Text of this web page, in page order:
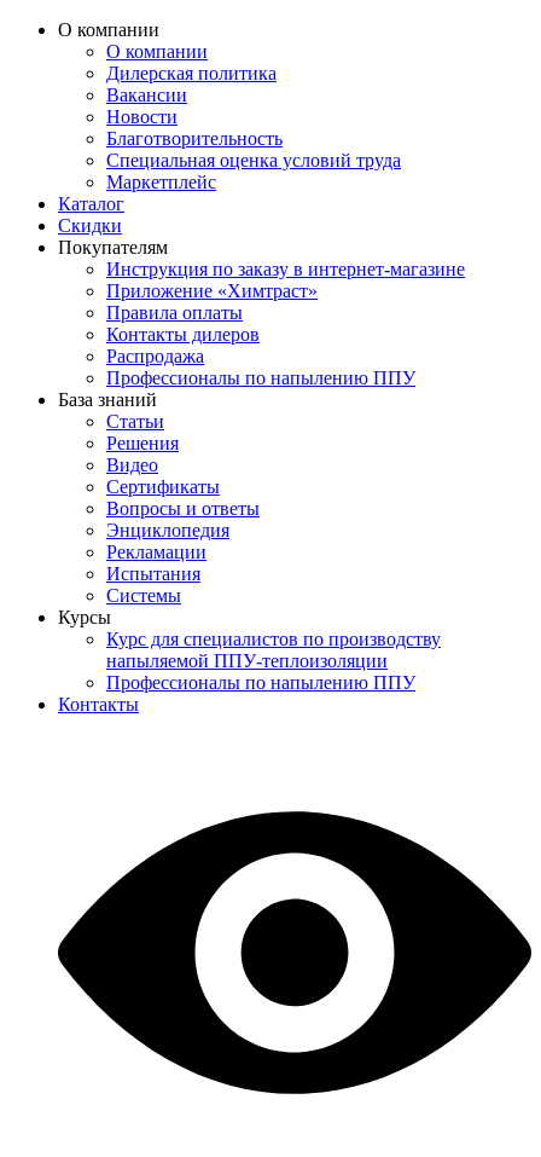
О компании
О компании
Дилерская политика
Вакансии
Новости
Благотворительность
Специальная оценка условий труда
Маркетплейс
Каталог
Скидки
Покупателям
Инструкция по заказу в интернет-магазине
Приложение «Химтраст»
Правила оплаты
Контакты дилеров
Распродажа
Профессионалы по напылению ППУ
База знаний
Статьи
Решения
Видео
Сертификаты
Вопросы и ответы
Энциклопедия
Рекламации
Испытания
Системы
Курсы
Курс для специалистов по производству
напыляемой ППУ-теплоизоляции
Профессионалы по напылению ППУ
Контакты